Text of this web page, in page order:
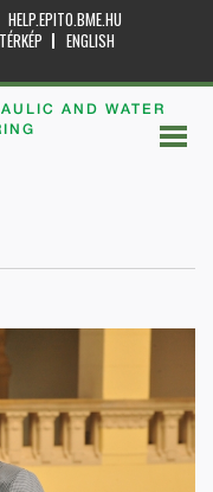
HELP.EPITO.BME.HU
TÉRKÉP
ENGLISH
AND WATER